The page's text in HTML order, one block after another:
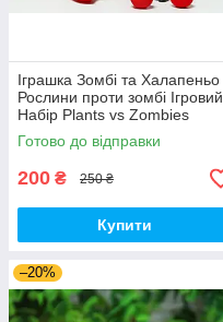
Іграшка Зомбі та Халапеньо
Рослини проти зомбі Ігровий
Набір Plants vs Zombies
(00226)
Готово до відправки
200 ₴ 250 ₴
Купити
–20%